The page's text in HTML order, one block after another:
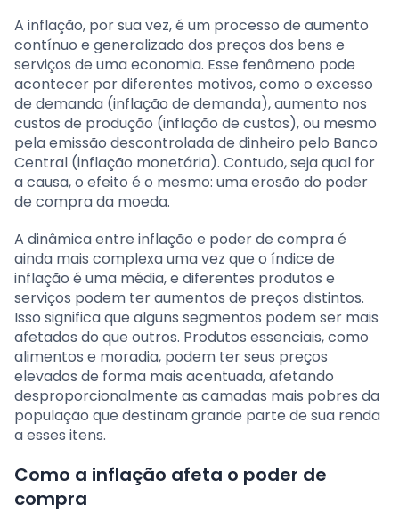
A inflação, por sua vez, é um processo de aumento
contínuo e generalizado dos preços dos bens e
serviços de uma economia. Esse fenômeno pode
acontecer por diferentes motivos, como o excesso
de demanda (inflação de demanda), aumento nos
custos de produção (inflação de custos), ou mesmo
pela emissão descontrolada de dinheiro pelo Banco
Central (inflação monetária). Contudo, seja qual for
a causa, o efeito é o mesmo: uma erosão do poder
de compra da moeda.
A dinâmica entre inflação e poder de compra é
ainda mais complexa uma vez que o índice de
inflação é uma média, e diferentes produtos e
serviços podem ter aumentos de preços distintos.
Isso significa que alguns segmentos podem ser mais
afetados do que outros. Produtos essenciais, como
alimentos e moradia, podem ter seus preços
elevados de forma mais acentuada, afetando
desproporcionalmente as camadas mais pobres da
população que destinam grande parte de sua renda
a esses itens.
Como a inflação afeta o poder de
compra